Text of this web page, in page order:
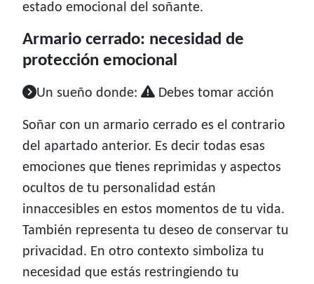
estado emocional del soñante.
Armario cerrado: necesidad de
protección emocional
Un sueño donde: Debes tomar acción
Soñar con un armario cerrado es el contrario
del apartado anterior. Es decir todas esas
emociones que tienes reprimidas y aspectos
ocultos de tu personalidad están
innaccesibles en estos momentos de tu vida.
También representa tu deseo de conservar tu
privacidad. En otro contexto simboliza tu
necesidad que estás restringiendo tu